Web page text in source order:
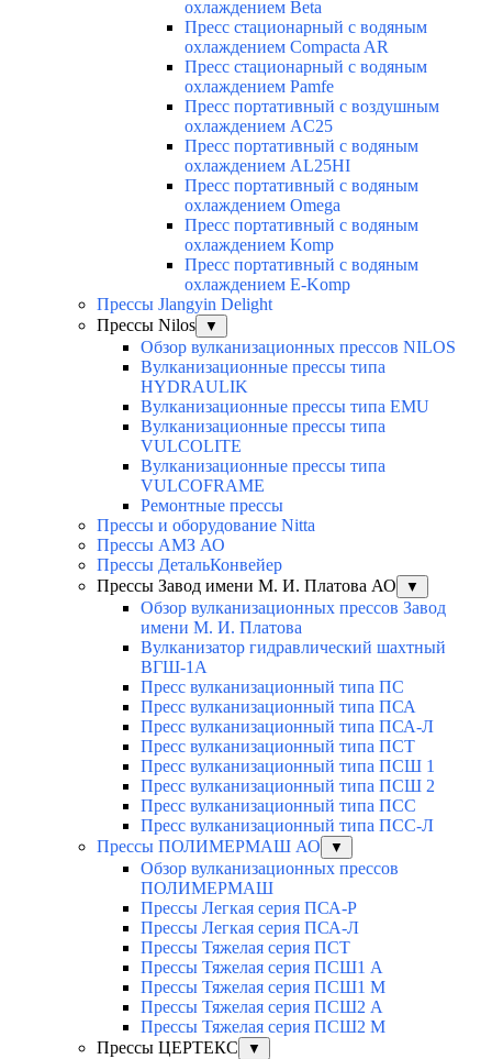
охлаждением Beta
Пресс стационарный с водяным
охлаждением Compacta AR
Пресс стационарный с водяным
охлаждением Pamfe
Пресс портативный с воздушным
охлаждением AC25
Пресс портативный с водяным
охлаждением AL25HI
Пресс портативный с водяным
охлаждением Omega
Пресс портативный с водяным
охлаждением Komp
Пресс портативный с водяным
охлаждением E-Komp
Прессы Jlangyin Delight
Прессы Nilos
▼
Обзор вулканизационных прессов NILOS
Вулканизационные прессы типа
HYDRAULIK
Вулканизационные прессы типа EMU
Вулканизационные прессы типа
VULCOLITE
Вулканизационные прессы типа
VULCOFRAME
Ремонтные прессы
Прессы и оборудование Nitta
Прессы АМЗ АО
Прессы ДетальКонвейер
Прессы Завод имени М. И. Платова АО
▼
Обзор вулканизационных прессов Завод
имени М. И. Платова
Вулканизатор гидравлический шахтный
ВГШ-1А
Пресс вулканизационный типа ПС
Пресс вулканизационный типа ПСА
Пресс вулканизационный типа ПСА-Л
Пресс вулканизационный типа ПСТ
Пресс вулканизационный типа ПСШ 1
Пресс вулканизационный типа ПСШ 2
Пресс вулканизационный типа ПСС
Пресс вулканизационный типа ПСС-Л
Прессы ПОЛИМЕРМАШ АО
▼
Обзор вулканизационных прессов
ПОЛИМЕРМАШ
Прессы Легкая серия ПСА-Р
Прессы Легкая серия ПСА-Л
Прессы Тяжелая серия ПСТ
Прессы Тяжелая серия ПСШ1 А
Прессы Тяжелая серия ПСШ1 М
Прессы Тяжелая серия ПСШ2 А
Прессы Тяжелая серия ПСШ2 М
Прессы ЦЕРТЕКС
▼